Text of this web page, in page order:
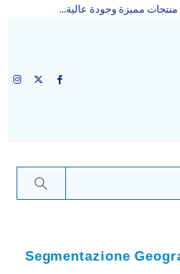
منتجات مميزة وجودة عالية...
Segmentazione